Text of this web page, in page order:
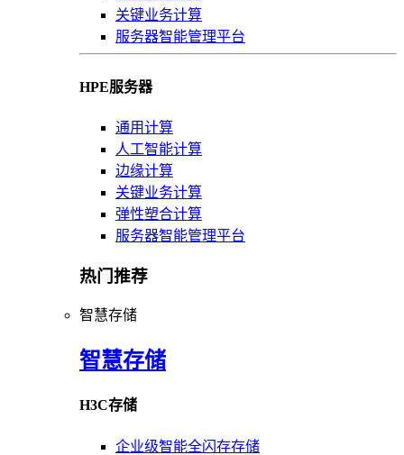
关键业务计算
服务器智能管理平台
HPE服务器
通用计算
人工智能计算
边缘计算
关键业务计算
弹性塑合计算
服务器智能管理平台
热门推荐
智慧存储
智慧存储
H3C存储
企业级智能全闪存存储